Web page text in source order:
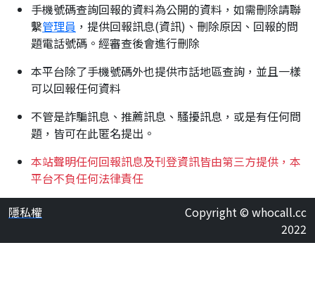
手機號碼查詢回報的資料為公開的資料，如需刪除請聯
繫管理員 ，提供回報訊息(資訊)、刪除原因、回報的問
題電話號碼。經審查後會進行刪除
本平台除了手機號碼外也提供市話地區查詢，並且一樣
可以回報任何資料
不管是詐騙訊息、推薦訊息、騷擾訊息，或是有任何問
題，皆可在此匿名提出。
本站聲明任何回報訊息及刊登資訊皆由第三方提供，本
平台不負任何法律責任
隱私權
Copyright © whocall.cc
2022